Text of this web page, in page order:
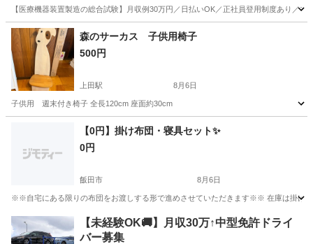
【医療機器装置製造の総合試験】月収例30万円／日払いOK／正社員登用制度あり
山梨 その他
森のサーカス 子供用椅子
500円
上田駅 8月6日
子供用 週末付き椅子 全長120cm 座面約30cm
上田駅 椅子
【0円】掛け布団・寝具セット✨
0円
飯田市 8月6日
※※自宅にある限りの布団をお渡しする形で進めさせていただきます※※ 在庫は掛け布
飯田市 寝具 掛け布団
【未経験OK🚚】月収30万↑中型免許ドライ
バー募集